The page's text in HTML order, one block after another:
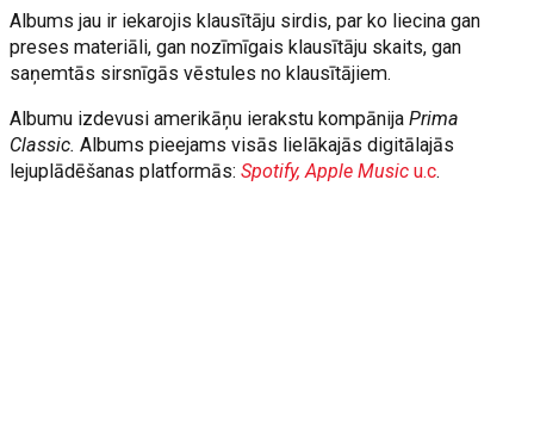
Albums jau ir iekarojis klausītāju sirdis, par ko liecina gan
preses materiāli, gan nozīmīgais klausītāju skaits, gan
saņemtās sirsnīgās vēstules no klausītājiem.
Albumu izdevusi amerikāņu ierakstu kompānijaPrima
Classic. Albums pieejams visās lielākajās digitālajās
lejuplādēšanas platformās:Spotify, Apple Music u.c.